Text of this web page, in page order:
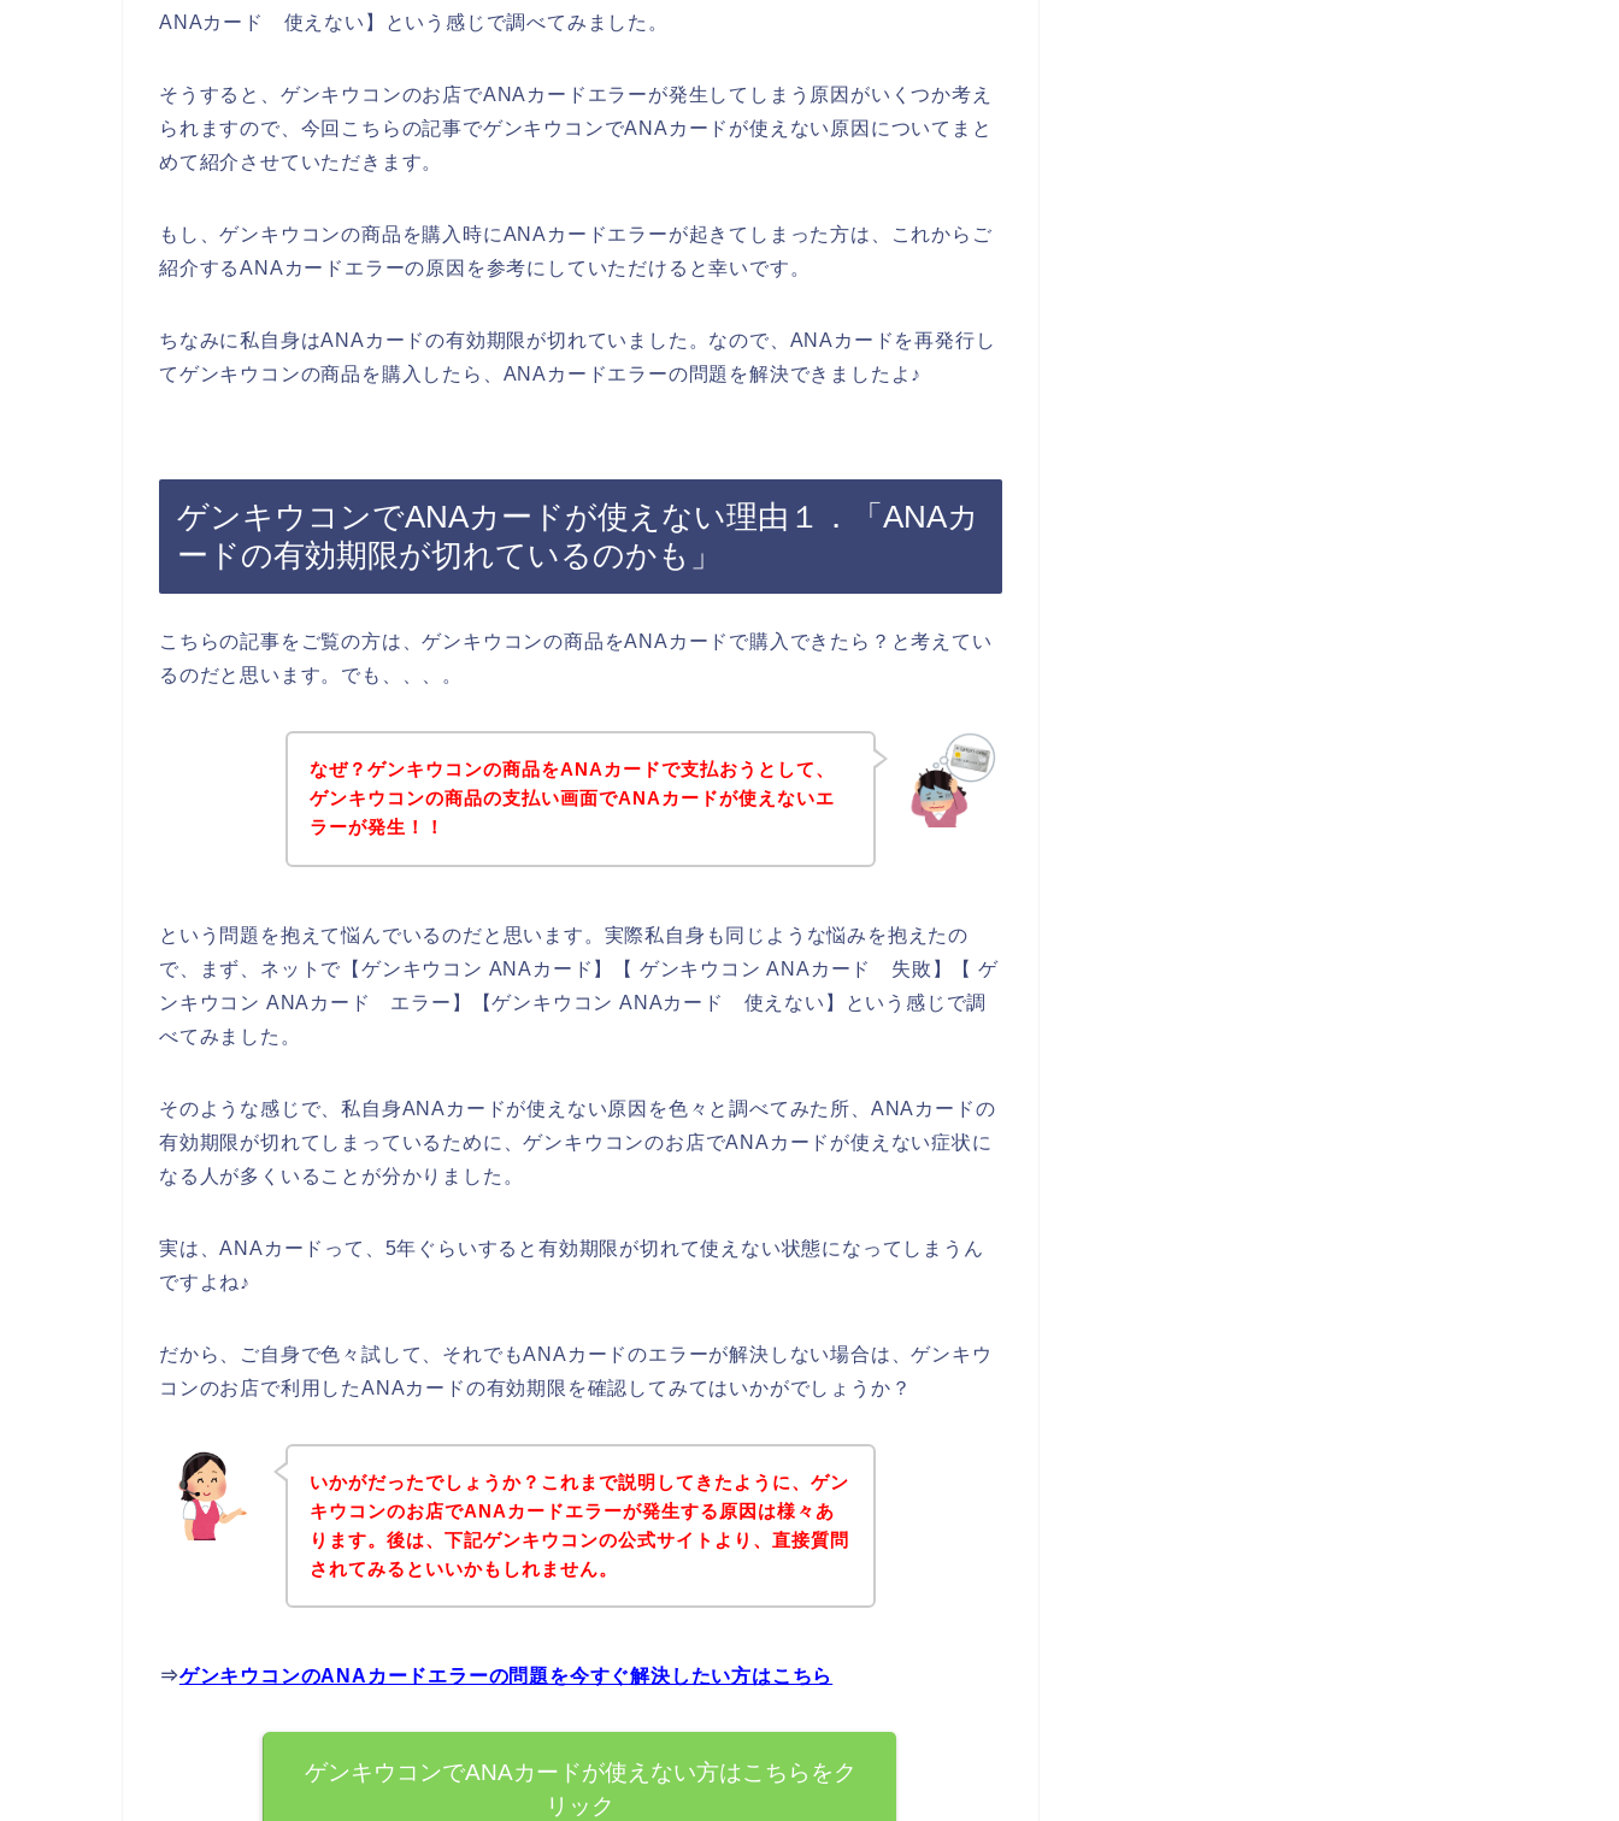
ANAカード 使えない】という感じで調べてみました。
そうすると、ゲンキウコンのお店でANAカードエラーが発生してしまう原因がいくつか考え
られますので、今回こちらの記事でゲンキウコンでANAカードが使えない原因についてまと
めて紹介させていただきます。
もし、ゲンキウコンの商品を購入時にANAカードエラーが起きてしまった方は、これからご
紹介するANAカードエラーの原因を参考にしていただけると幸いです。
ちなみに私自身はANAカードの有効期限が切れていました。なので、ANAカードを再発行し
てゲンキウコンの商品を購入したら、ANAカードエラーの問題を解決できましたよ♪
ゲンキウコンでANAカードが使えない理由１．「ANAカ
ードの有効期限が切れているのかも」
こちらの記事をご覧の方は、ゲンキウコンの商品をANAカードで購入できたら？と考えてい
るのだと思います。でも、、、。
なぜ？ゲンキウコンの商品をANAカードで支払おうとして、
ゲンキウコンの商品の支払い画面でANAカードが使えないエ
ラーが発生！！
という問題を抱えて悩んでいるのだと思います。実際私自身も同じような悩みを抱えたの
で、まず、ネットで【ゲンキウコン ANAカード】【 ゲンキウコン ANAカード 失敗】【 ゲ
ンキウコン ANAカード エラー】【ゲンキウコン ANAカード 使えない】という感じで調
べてみました。
そのような感じで、私自身ANAカードが使えない原因を色々と調べてみた所、ANAカードの
有効期限が切れてしまっているために、ゲンキウコンのお店でANAカードが使えない症状に
なる人が多くいることが分かりました。
実は、ANAカードって、5年ぐらいすると有効期限が切れて使えない状態になってしまうん
ですよね♪
だから、ご自身で色々試して、それでもANAカードのエラーが解決しない場合は、ゲンキウ
コンのお店で利用したANAカードの有効期限を確認してみてはいかがでしょうか？
いかがだったでしょうか？これまで説明してきたように、ゲン
キウコンのお店でANAカードエラーが発生する原因は様々あ
ります。後は、下記ゲンキウコンの公式サイトより、直接質問
されてみるといいかもしれません。
⇒ゲンキウコンのANAカードエラーの問題を今すぐ解決したい方はこちら
ゲンキウコンでANAカードが使えない方はこちらをク
リック